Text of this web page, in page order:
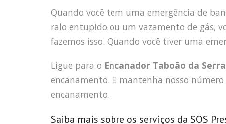
Quando você tem uma emergência de
ralo entupido ou um vazamento de gás,
fazemos isso. Quando você tiver uma
Ligue para o Encanador Taboão da Serra
encanamento. E mantenha nosso
encanamento.
Saiba mais sobre os serviços da SOS